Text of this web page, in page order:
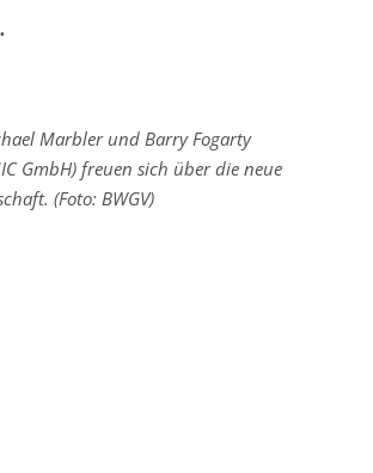
Marbler und Barry Fogarty
GmbH) freuen sich über die neue
(Foto: BWGV)